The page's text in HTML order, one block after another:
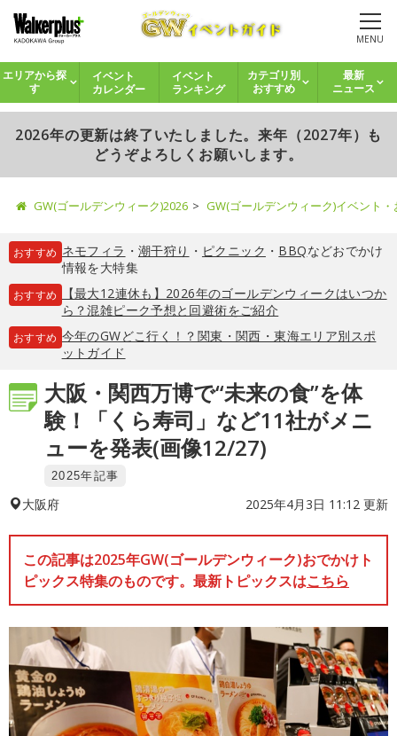
MENU
エリアから探
す
イベント
カレンダー
イベント
ランキング
カテゴリ別
おすすめ
最新
ニュース
2026年の更新は終了いたしました。来年（2027年）も
どうぞよろしくお願いします。
GW(ゴールデンウィーク)2026 GW(ゴールデンウィーク)イベント
おすすめ ネモフィラ ・ 潮干狩り ・ ピクニック ・ BBQなどおでかけ
情報を大特集
おすすめ
【最大12連休も】2026年のゴールデンウィークはいつか
ら？混雑ピーク予想と回避術をご紹介
おすすめ 今年のGWどこ行く！？関東・関西・東海エリア別スポ
ットガイド
大阪・関西万博で“未来の食”を体
験！「くら寿司」など11社がメニ
ューを発表(画像12/27)
2025年記事
大阪府 2025年4月3日 11:12 更新
この記事は2025年GW(ゴールデンウィーク)おでかけト
ピックス特集のものです。最新トピックスはこちら